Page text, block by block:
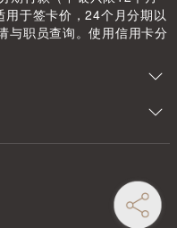
于签卡价，24个月分期以
与职员查询。使用信用卡分